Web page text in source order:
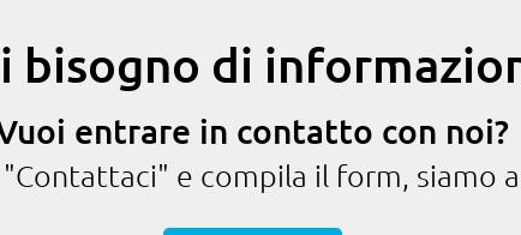
bisogno di
entrare in contatto con noi?
e compila il form, siamo